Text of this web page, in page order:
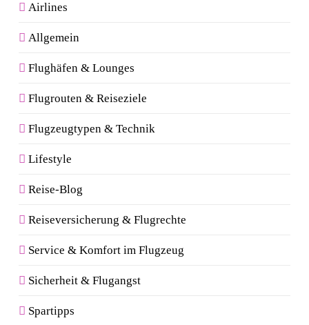
Airlines
Allgemein
Flughäfen & Lounges
Flugrouten & Reiseziele
Flugzeugtypen & Technik
Lifestyle
Reise-Blog
Reiseversicherung & Flugrechte
Service & Komfort im Flugzeug
Sicherheit & Flugangst
Spartipps